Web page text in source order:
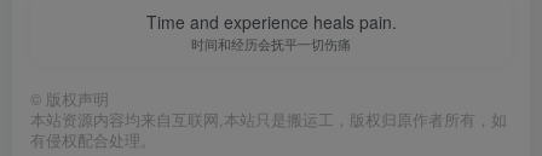
Time and experience heals pain.
时间和经历会抚平一切伤痛
© 版权声明
本站资源内容均来自互联网,本站只是搬运工，版权归原作者所有，如
有侵权配合处理。